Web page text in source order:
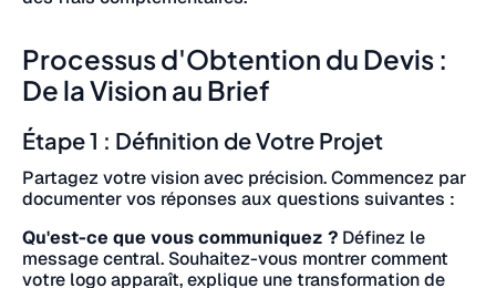
Processus d'Obtention du Devis :
De la Vision au Brief
Étape 1 : Définition de Votre Projet
Partagez votre vision avec précision. Commencez par
documenter vos réponses aux questions suivantes :
Qu'est-ce que vous communiquez ? Définez le
message central. Souhaitez-vous montrer comment
votre logo apparaît, explique une transformation de